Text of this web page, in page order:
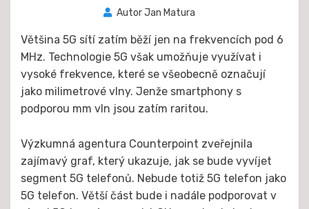
AutorJan Matura
Většina 5G sítí zatím běží jen na frekvencích pod 6
MHz. Technologie 5G však umožňuje využívat i
vysoké frekvence, které se všeobecně označují
jako milimetrové vlny. Jenže smartphony s
podporou mm vln jsou zatím raritou.
Výzkumná agentura Counterpoint zveřejnila
zajímavý graf, který ukazuje, jak se bude vyvíjet
segment 5G telefonů. Nebude totiž 5G telefon jako
5G telefon. Větší část bude i nadále podporovat v